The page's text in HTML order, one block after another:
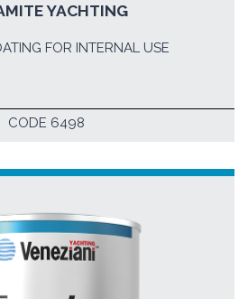
YACHTING
FOR INTERNAL USE
CODE 6498